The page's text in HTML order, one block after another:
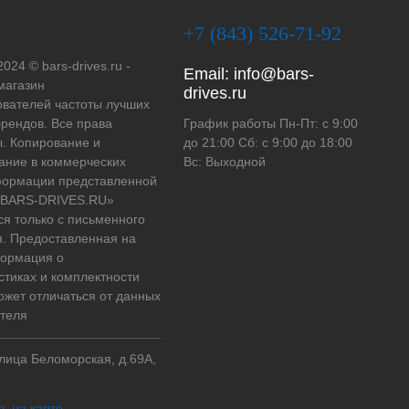
© bars-drives.ru -
частоты лучших
Все права
Копирование и
в коммерческих
представленной
DRIVES.RU»
только с письменного
Предоставленная на
о
и комплектности
отличаться от данных
Беломорская, д.69А,
+7 (843) 526-71-92
Email: info@bars-
drives.ru
График работы Пн-Пт: с 9:00
до 21:00 Сб: с 9:00 до 18:00
Вс: Выходной